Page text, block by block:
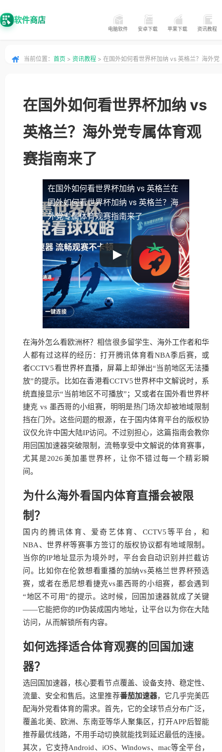
软件商店
电脑软件 安卓下载 苹果下载 资讯教程
当前位置： 首页 > 资讯教程 > 在国外如何看世界杯加纳 vs 英格兰？海外党
在国外如何看世界杯加纳 vs
英格兰？海外党专属体育观
赛指南来了
在国外如何看世界杯加纳 vs 英格兰在
国外如何看世界杯加纳 vs 英格兰？海
外党专属体育观赛指南来了
在海外怎么看欧洲杯？相信很多留学生、海外工作者和华
人都有过这样的经历：打开腾讯体育看NBA季后赛，或
者CCTV5看世界杯直播，屏幕上却弹出“当前地区无法播
放”的提示。比如在香港看CCTV5世界杯中文解说时，系
统直接显示“当前地区不可播放”；又或者在国外看世界杯
捷克 vs 墨西哥的小组赛，明明是热门场次却被地域限制
挡在门外。这些问题的根源，在于国内体育平台的版权协
议仅允许中国大陆IP访问。不过别担心，这篇指南会教你
用回国加速器突破限制，流畅享受中文解说的体育赛事，
尤其是2026美加墨世界杯，让你不错过每一个精彩瞬
间。
为什么海外看国内体育直播会被限
制？
国内的腾讯体育、爱奇艺体育、CCTV5等平台，和
NBA、世界杯等赛事方签订的版权协议都有地域限制。
当你的IP地址显示为境外时，平台会自动识别并拦截访
问。比如你在伦敦想看重播的加纳vs英格兰世界杯预选
赛，或者在悉尼想看捷克vs墨西哥的小组赛，都会遇到
“地区不可用”的提示。这时候，回国加速器就成了关键
——它能把你的IP伪装成国内地址，让平台以为你在大陆
访问，从而解锁所有内容。
如何选择适合体育观赛的回国加速
器？
选回国加速器，核心要看节点覆盖、设备支持、稳定性、
流量、安全和售后。这里推荐番茄加速器，它几乎完美匹
配海外党看体育的需求。首先，它的全球节点分布广泛，
覆盖北美、欧洲、东南亚等华人聚集区，打开APP后智能
推荐最优线路，不用手动切换就能找到延迟最低的连接。
其次，它支持Android、iOS、Windows、mac等全平台，